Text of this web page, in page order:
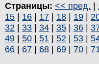
Страницы: << пред. |
15 | 16 | 17 | 18 | 19 |
32 | 33 | 34 | 35 | 36 |
49 | 50 | 51 | 52 | 53 |
66 | 67 | 68 | 69 | 70 |